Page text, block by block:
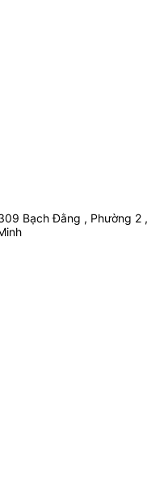
Bạch Đằng , Phường 2 ,